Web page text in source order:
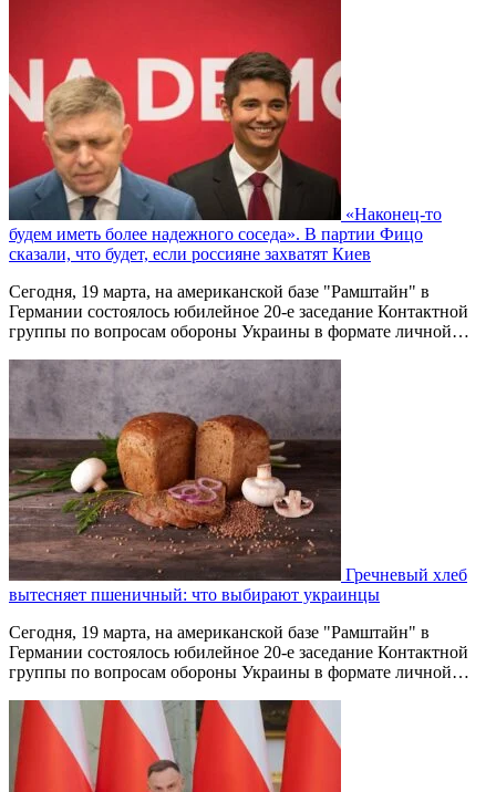
«Наконец-то
будем иметь более надежного соседа». В партии Фицо
сказали, что будет, если россияне захватят Киев
Сегодня, 19 марта, на американской базе "Рамштайн" в
Германии состоялось юбилейное 20-е заседание Контактной
группы по вопросам обороны Украины в формате личной…
Гречневый хлеб
вытесняет пшеничный: что выбирают украинцы
Сегодня, 19 марта, на американской базе "Рамштайн" в
Германии состоялось юбилейное 20-е заседание Контактной
группы по вопросам обороны Украины в формате личной…